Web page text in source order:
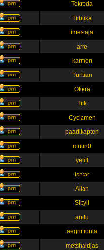
Tokroda
Tiibuka
imestaja
arre
karmen
Turkian
Okera
Tirk
Cyclamen
paadikapten
muun0
yentl
ishtar
Allan
Sibyll
andu
aegrimonia
metshaldjas